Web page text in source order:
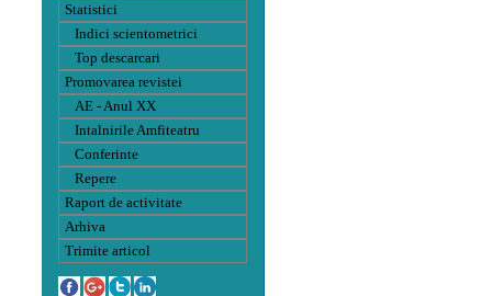
Statistici
Indici scientometrici
Top descarcari
Promovarea revistei
AE - Anul XX
Intalnirile Amfiteatru
Conferinte
Repere
Raport de activitate
Arhiva
Trimite articol